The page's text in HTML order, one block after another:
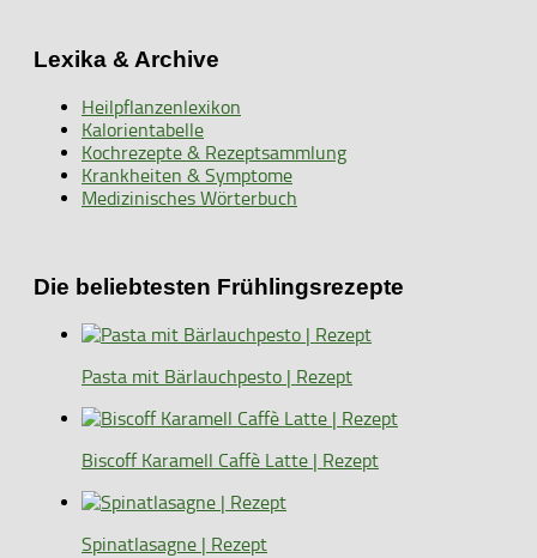
Lexika & Archive
Heilpflanzenlexikon
Kalorientabelle
Kochrezepte & Rezeptsammlung
Krankheiten & Symptome
Medizinisches Wörterbuch
Die beliebtesten Frühlingsrezepte
Pasta mit Bärlauchpesto | Rezept
Biscoff Karamell Caffè Latte | Rezept
Spinatlasagne | Rezept